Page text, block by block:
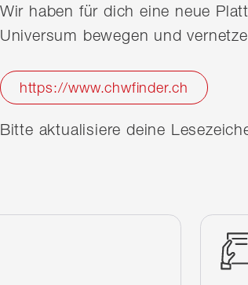
Wir haben für dich eine neue
Universum bewegen und
https://www.chwfinder.ch
Bitte aktualisiere deine